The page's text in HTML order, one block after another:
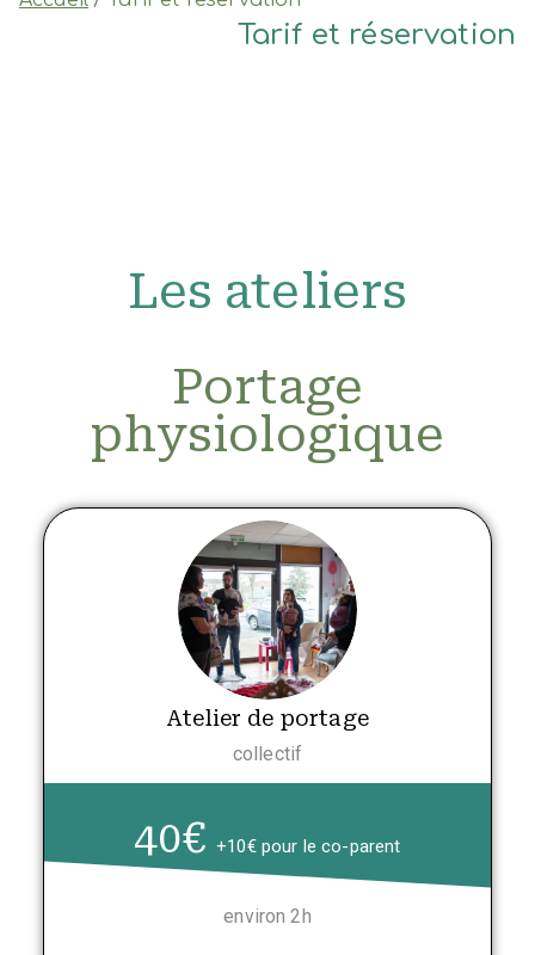
Tarif et réservation
Les ateliers
Portage
physiologique
Atelier de portage
collectif
40€+10€ pour le co-parent
environ 2h